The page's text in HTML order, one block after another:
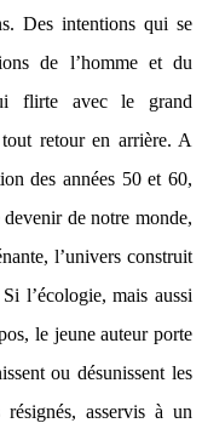
Des intentions qui se
de l’homme et du
flirte avec le grand
retour en arrière. A
des années 50 et 60,
devenir de notre monde,
l’univers construit
l’écologie, mais aussi
le jeune auteur porte
ou désunissent les
asservis à un